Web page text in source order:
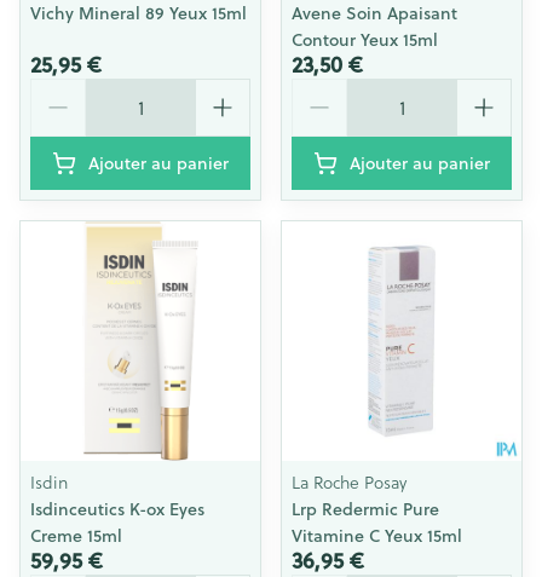
Vichy Mineral 89 Yeux 15ml
25,95 €
Ajouter au panier
Avene Soin Apaisant
Contour Yeux 15ml
23,50 €
Ajouter au panier
Isdin
Isdinceutics K-ox Eyes
Creme 15ml
59,95 €
La Roche Posay
Lrp Redermic Pure
Vitamine C Yeux 15ml
36,95 €